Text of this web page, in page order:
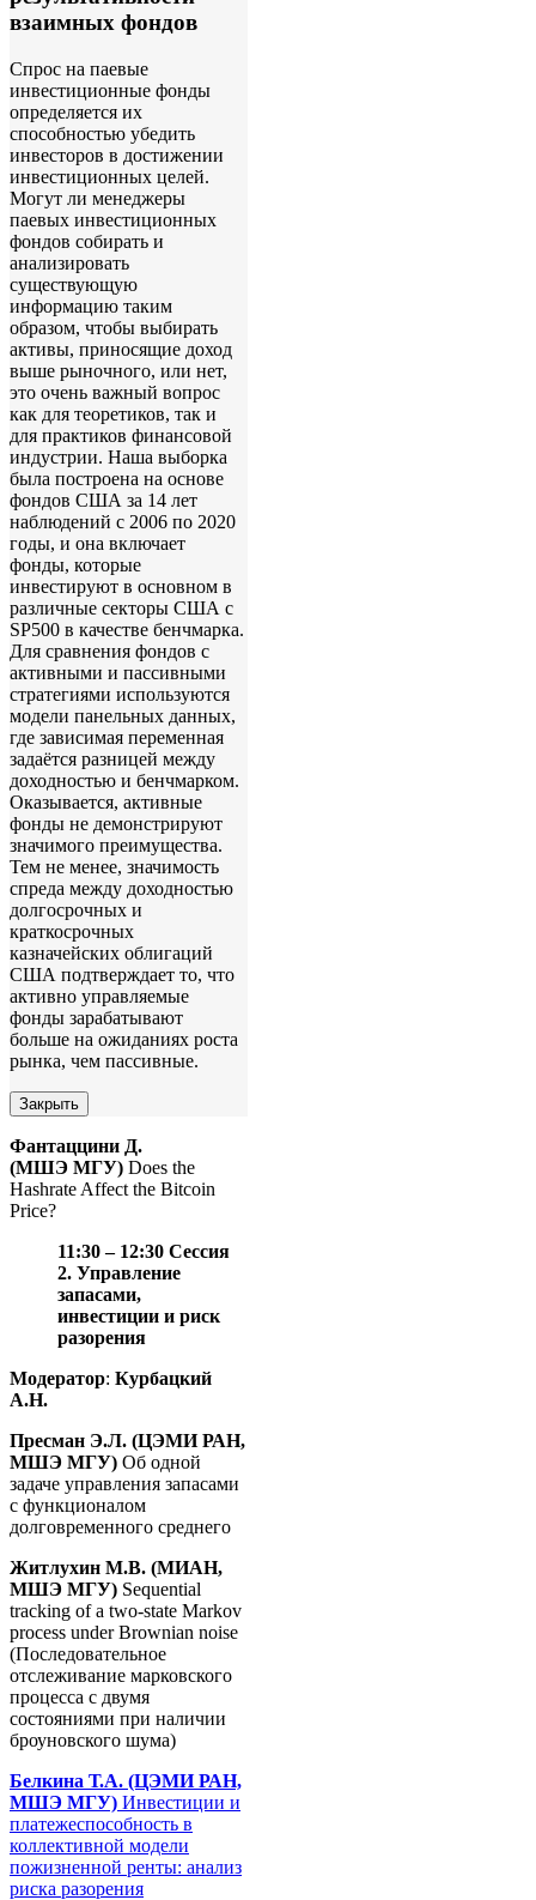
взаимных фондов
Спрос на паевые
инвестиционные фонды
определяется их
способностью убедить
инвесторов в достижении
инвестиционных целей.
Могут ли менеджеры
паевых инвестиционных
фондов собирать и
анализировать
существующую
информацию таким
образом, чтобы выбирать
активы, приносящие доход
выше рыночного, или нет,
это очень важный вопрос
как для теоретиков, так и
для практиков финансовой
индустрии. Наша выборка
была построена на основе
фондов США за 14 лет
наблюдений с 2006 по 2020
годы, и она включает
фонды, которые
инвестируют в основном в
различные секторы США с
SP500 в качестве бенчмарка.
Для сравнения фондов с
активными и пассивными
стратегиями используются
модели панельных данных,
где зависимая переменная
задаётся разницей между
доходностью и бенчмарком.
Оказывается, активные
фонды не демонстрируют
значимого преимущества.
Тем не менее, значимость
спреда между доходностью
долгосрочных и
краткосрочных
казначейских облигаций
США подтверждает то, что
активно управляемые
фонды зарабатывают
больше на ожиданиях роста
рынка, чем пассивные.
Закрыть
Фантаццини Д.
(МШЭ МГУ) Does the
Hashrate Affect the Bitcoin
Price?
11:30 – 12:30 Сессия
2. Управление
запасами,
инвестиции и риск
разорения
Модератор: Курбацкий
А.Н.
Пресман Э.Л. (ЦЭМИ РАН,
МШЭ МГУ) Об одной
задаче управления запасами
с функционалом
долговременного среднего
Житлухин М.В. (МИАН,
МШЭ МГУ) Sequential
tracking of a two-state Markov
process under Brownian noise
(Последовательное
отслеживание марковского
процесса с двумя
состояниями при наличии
броуновского шума)
Белкина Т.А. (ЦЭМИ РАН,
МШЭ МГУ) Инвестиции и
платежеспособность в
коллективной модели
пожизненной ренты: анализ
риска разорения